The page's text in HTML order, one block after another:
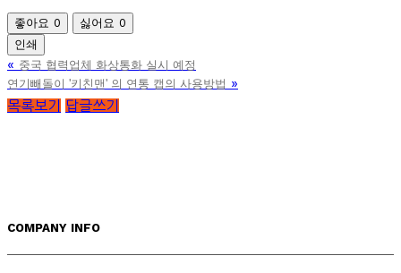
좋아요 0 싫어요 0
인쇄
« 중국 협력업체 화상통화 실시 예정
연기빼돌이 '키친맨' 의 연통 캡의 사용방법 »
목록보기 답글쓰기
COMPANY INFO